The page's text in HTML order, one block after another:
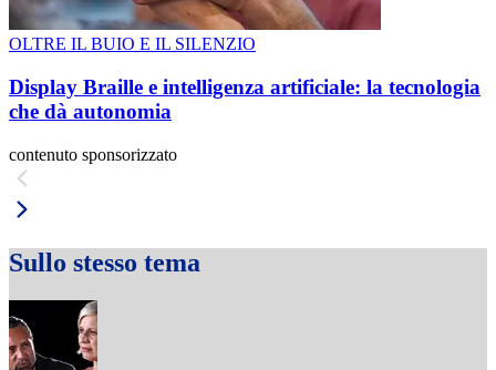
OLTRE IL BUIO E IL SILENZIO
Display Braille e intelligenza artificiale: la tecnologia
che dà autonomia
contenuto sponsorizzato
Sullo stesso tema